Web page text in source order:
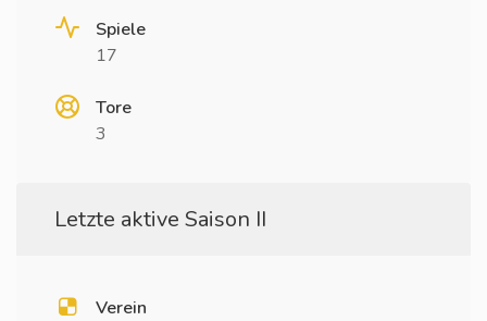
Spiele
17
Tore
3
Letzte aktive Saison II
Verein